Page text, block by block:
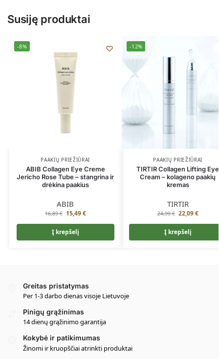
Susiję produktai
-8%
PAAKIŲ PRIEŽIŪRAI
ABIB Collagen Eye Creme
Jericho Rose Tube – stangrina ir
drėkina paakius
ABIB
16,89€ 15,49€
Į krepšelį
-12%
PAAKIŲ PRIEŽIŪRAI
TIRTIR Collagen Lifting Eye
Cream – kolageno paakių
kremas
TIRTIR
24,99€ 22,09€
Į krepšelį
Greitas pristatymas
Per 1-3 darbo dienas visoje Lietuvoje
Pinigų grąžinimas
14 dienų grąžinimo garantija
Kokybė ir patikimumas
Žinomi ir kruopščiai atrinkti produktai